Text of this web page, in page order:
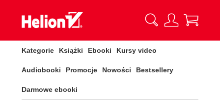
Kategorie Książki Ebooki Kursy video
Audiobooki Promocje Nowości Bestsellery
Darmowe ebooki